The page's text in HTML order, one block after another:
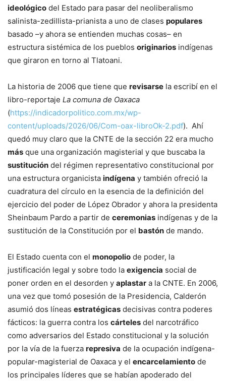
ideológico del Estado para pasar del neoliberalismo
salinista-zedillista-prianista a uno de clases populares
basado –y ahora se entienden muchas cosas– en
estructura sistémica de los pueblos originarios indígenas
que giraron en torno al Tlatoani.
La historia de 2006 que tiene que revisarse la escribí en el
libro-reportaje La comuna de Oaxaca
(https://indicadorpolitico.com.mx/wp-
content/uploads/2026/06/Com-oax-libroOk-2.pdf). Ahí
quedó muy claro que la CNTE de la sección 22 era mucho
más que una organización magisterial y que buscaba la
sustitución del régimen representativo constitucional por
una estructura organicista indígena y también ofreció la
cuadratura del círculo en la esencia de la definición del
ejercicio del poder de López Obrador y ahora la presidenta
Sheinbaum Pardo a partir de ceremonias indígenas y de la
sustitución de la Constitución por el bastón de mando.
El Estado cuenta con el monopolio de poder, la
justificación legal y sobre todo la exigencia social de
poner orden en el desorden y aplastar a la CNTE. En 2006,
una vez que tomó posesión de la Presidencia, Calderón
asumió dos líneas estratégicas decisivas contra poderes
fácticos: la guerra contra los cárteles del narcotráfico
como adversarios del Estado constitucional y la solución
por la vía de la fuerza represiva de la ocupación indígena-
popular-magisterial de Oaxaca y el encarcelamiento de
los principales líderes que se habían apoderado del